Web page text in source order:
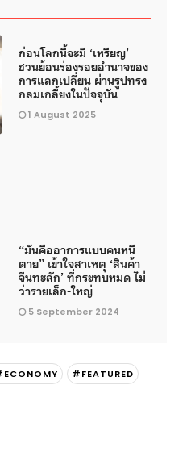
ก่อนโลกนี้จะมี ‘เหรียญ’
ชวนย้อนร่องรอยอำนาจของ
การแลกเปลี่ยน ผ่านรูปทรง
กลมเกลี้ยงในปัจจุบัน
1 August 2025
“มันคืออาการแบบคนหนี
ตาย” เข้าใจสาเหตุ ‘สินค้า
จีนทะลัก’ ที่กระทบหมด ไม่
ว่ารายเล็ก-ใหญ่
5 September 2024
#FEATURED